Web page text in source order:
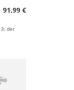
91,99 €
der